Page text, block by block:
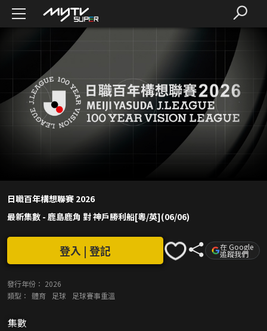
日職百年構想聯賽 2026
最新集數 - 鹿島鹿角 對 神戶勝利船[粵/英](06/06)
登入 | 登記 在 Google
追蹤我們
發行年份： 2026
類型： 體育 足球 足球賽事重溫
集數